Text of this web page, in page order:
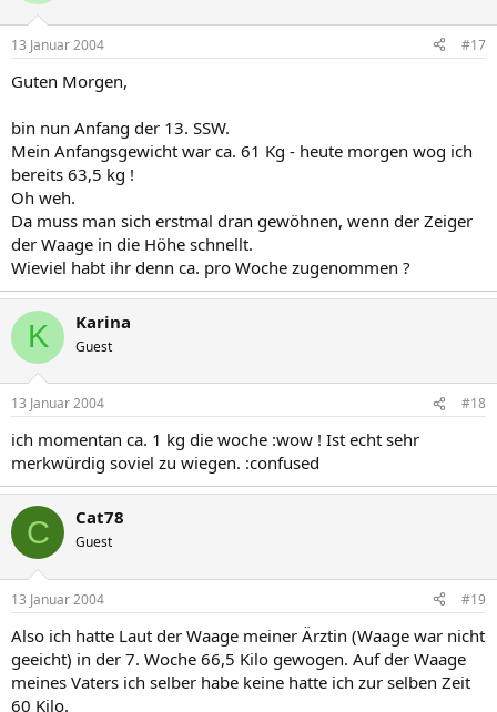
13 Januar 2004 #17
Guten Morgen,
bin nun Anfang der 13. SSW.
Mein Anfangsgewicht war ca. 61 Kg - heute morgen wog ich
bereits 63,5 kg !
Oh weh.
Da muss man sich erstmal dran gewöhnen, wenn der Zeiger
der Waage in die Höhe schnellt.
Wieviel habt ihr denn ca. pro Woche zugenommen ?
K Karina
Guest
13 Januar 2004 #18
ich momentan ca. 1 kg die woche :wow ! Ist echt sehr
merkwürdig soviel zu wiegen. :confused
C Cat78
Guest
13 Januar 2004 #19
Also ich hatte Laut der Waage meiner Ärztin (Waage war nicht
geeicht) in der 7. Woche 66,5 Kilo gewogen. Auf der Waage
meines Vaters ich selber habe keine hatte ich zur selben Zeit
60 Kilo.